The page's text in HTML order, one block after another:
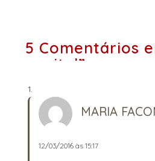
5 Comentários
capital”
MARIA
12/03/2016 às 15:17